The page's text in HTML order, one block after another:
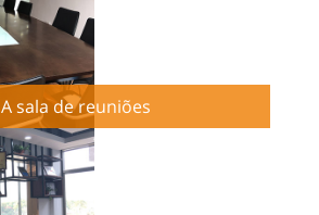
A sala de reuniões